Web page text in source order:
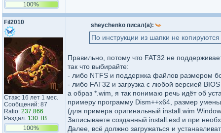
100%
Fil2010
Стаж: 16 лет 1 мес.
Сообщений: 87
Ratio: 237.866
Раздал: 130 TB
100%
sheychenko писал(а):
По инструкции из шапки не
Правильно, потому что FAT32 не
так что выбирайте:
- либо NTFS и поддержка файлов размером
- либо FAT32 и загрузка с любой версией
а образ *.wim, я так понимаю речь идёт об
примеру программу Dism++x64, размер
(для примера оригинальный install.wim
Записываете созданный install.esd и при
Далее, всё должно загружаться и